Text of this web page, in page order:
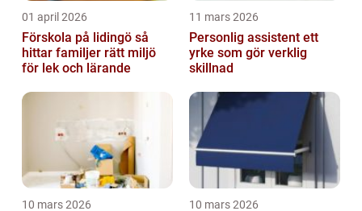
01 april 2026
Förskola på lidingö så
hittar familjer rätt miljö
för lek och lärande
11 mars 2026
Personlig assistent ett
yrke som gör verklig
skillnad
10 mars 2026 10 mars 2026